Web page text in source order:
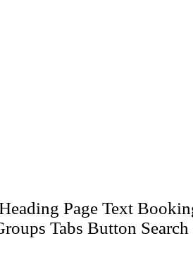
Page Text
Tabs Button Search